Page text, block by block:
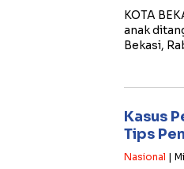
KOTA
anak
Bekasi,
Kasus
Tips
Nasional |